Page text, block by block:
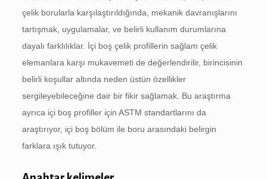
çelik borularla karşılaştırıldığında, mekanik davranışlarını
tartışmak, uygulamalar, ve belirli kullanım durumlarına
dayalı farklılıklar. İçi boş çelik profillerin sağlam çelik
elemanlara karşı mukavemeti de değerlendirilir, birincisinin
belirli koşullar altında neden üstün özellikler
sergileyebileceğine dair bir fikir sağlamak. Bu araştırma
ayrıca içi boş profiller için ASTM standartlarını da
araştırıyor, içi boş bölüm ile boru arasındaki belirgin
farklara ışık tutuyor.